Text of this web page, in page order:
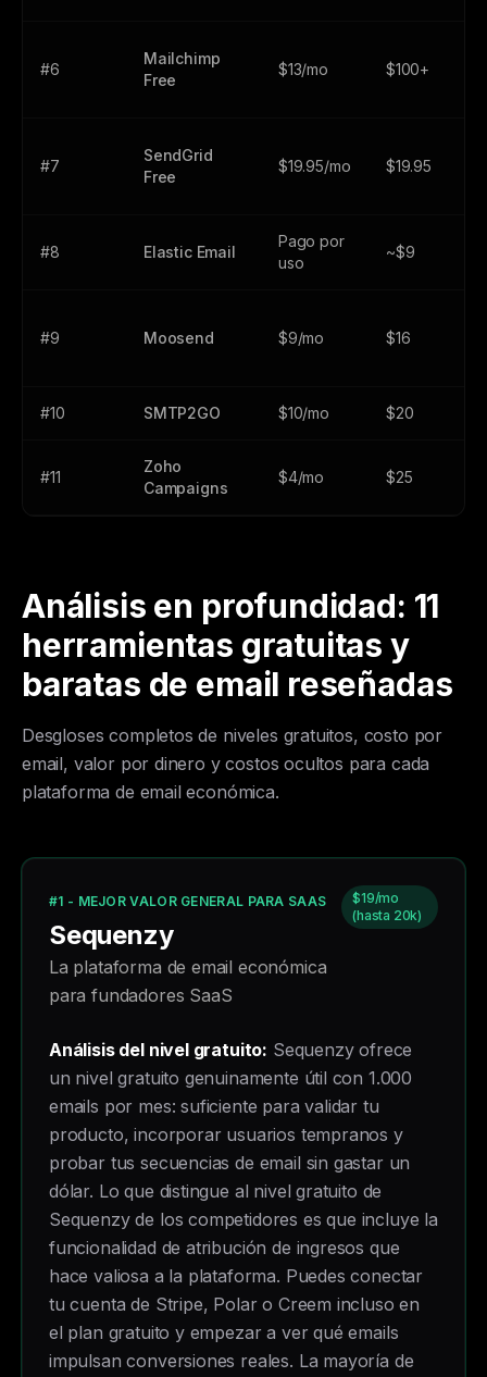
#6
Mailchimp
Free
$13/mo $100+
#7
SendGrid
Free
$19.95/mo $19.95
#8 Elastic Email
Pago por
uso
~$9
#9 Moosend $9/mo $16
#10 SMTP2GO $10/mo $20
#11
Zoho
Campaigns
$4/mo $25
Análisis en profundidad: 11
herramientas gratuitas y
baratas de email reseñadas
Desgloses completos de niveles gratuitos, costo por
email, valor por dinero y costos ocultos para cada
plataforma de email económica.
#1 - MEJOR VALOR GENERAL PARA SAAS
Sequenzy
La plataforma de email económica
para fundadores SaaS
$19/mo
(hasta 20k)
Análisis del nivel gratuito: Sequenzy ofrece
un nivel gratuito genuinamente útil con 1.000
emails por mes: suficiente para validar tu
producto, incorporar usuarios tempranos y
probar tus secuencias de email sin gastar un
dólar. Lo que distingue al nivel gratuito de
Sequenzy de los competidores es que incluye la
funcionalidad de atribución de ingresos que
hace valiosa a la plataforma. Puedes conectar
tu cuenta de Stripe, Polar o Creem incluso en
el plan gratuito y empezar a ver qué emails
impulsan conversiones reales. La mayoría de